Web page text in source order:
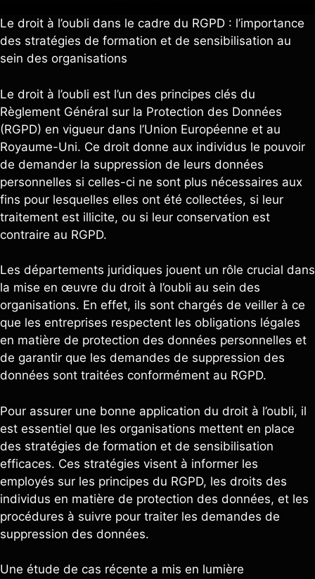
Le droit à l’oubli dans le cadre du RGPD : l’importance
des stratégies de formation et de sensibilisation au
sein des organisations
Le droit à l’oubli est l’un des principes clés du
Règlement Général sur la Protection des Données
(RGPD) en vigueur dans l’Union Européenne et au
Royaume-Uni. Ce droit donne aux individus le pouvoir
de demander la suppression de leurs données
personnelles si celles-ci ne sont plus nécessaires aux
fins pour lesquelles elles ont été collectées, si leur
traitement est illicite, ou si leur conservation est
contraire au RGPD.
Les départements juridiques jouent un rôle crucial dans
la mise en œuvre du droit à l’oubli au sein des
organisations. En effet, ils sont chargés de veiller à ce
que les entreprises respectent les obligations légales
en matière de protection des données personnelles et
de garantir que les demandes de suppression des
données sont traitées conformément au RGPD.
Pour assurer une bonne application du droit à l’oubli, il
est essentiel que les organisations mettent en place
des stratégies de formation et de sensibilisation
efficaces. Ces stratégies visent à informer les
employés sur les principes du RGPD, les droits des
individus en matière de protection des données, et les
procédures à suivre pour traiter les demandes de
suppression des données.
Une étude de cas récente a mis en lumière